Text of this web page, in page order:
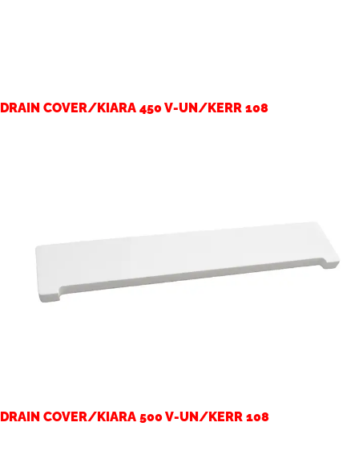
DRAIN COVER/KIARA 450 V-UN/KERR 108
DRAIN COVER/KIARA 500 V-UN/KERR 108